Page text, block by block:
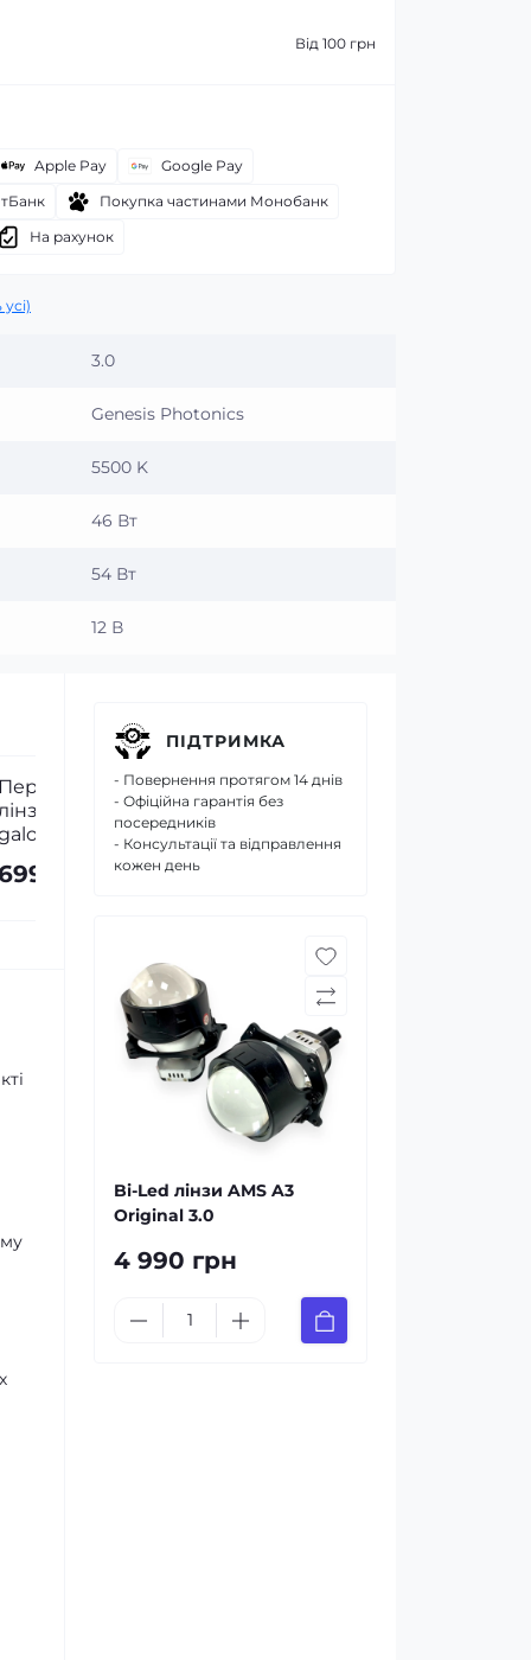
Від 100 грн
Apple Pay
Google Pay
Покупка частинами Монобанк
На рахунок
3.0
Genesis Photonics
5500 K
46 Вт
54 Вт
12 В
CANBUS Baxster H7
для Led ламп та Bi-Led лінз
грн
ПІДТРИМКА
- Повернення протягом 14 днів
- Офіційна гарантія без
посередників
- Консультації та відправлення
кожен день
Bi-Led лінзи AMS A3
Original 3.0
4 990 грн